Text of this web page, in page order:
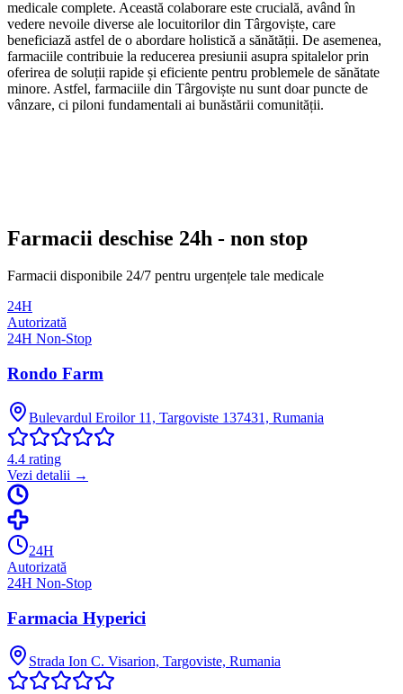
medicale complete. Această colaborare este crucială, având în
vedere nevoile diverse ale locuitorilor din Târgoviște, care
beneficiază astfel de o abordare holistică a sănătății. De asemenea,
farmaciile contribuie la reducerea presiunii asupra spitalelor prin
oferirea de soluții rapide și eficiente pentru problemele de sănătate
minore. Astfel, farmaciile din Târgoviște nu sunt doar puncte de
vânzare, ci piloni fundamentali ai bunăstării comunității.
Farmacii deschise 24h - non stop
Farmacii disponibile 24/7 pentru urgențele tale medicale
24H
Autorizată
24H Non-Stop
Rondo Farm
Bulevardul Eroilor 11, Targoviste 137431, Rumania
4.4 rating
Vezi detalii →
24H
Autorizată
24H Non-Stop
Farmacia Hyperici
Strada Ion C. Visarion, Targoviste, Rumania